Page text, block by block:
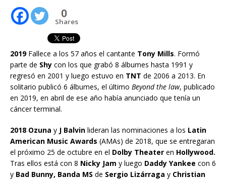
0
Shares
2019 Fallece a los 57 años el cantante Tony Mills. Formó
parte de Shy con los que grabó 8 álbumes hasta 1991 y
regresó en 2001 y luego estuvo en TNT de 2006 a 2013. En
solitario publicó 6 álbumes, el último Beyond the law, publicado
en 2019, en abril de ese año había anunciado que tenía un
cáncer terminal.
2018 Ozuna y J Balvin lideran las nominaciones a los Latin
American Music Awards (AMAs) de 2018, que se entregaran
el próximo 25 de octubre en el Dolby Theater en Hollywood.
Tras ellos está con 8 Nicky Jam y luego Daddy Yankee con 6
y Bad Bunny, Banda MS de Sergio Lizárraga y Christian